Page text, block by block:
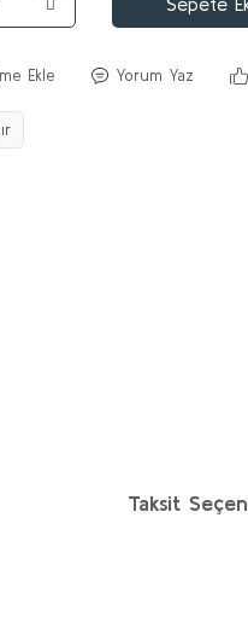
Yorum Yaz
Taksit